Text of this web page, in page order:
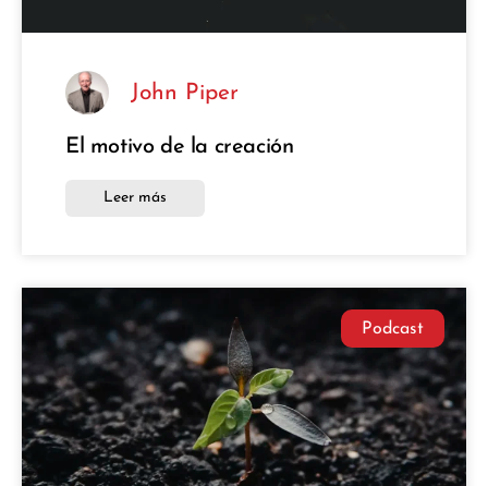
John Piper
El motivo de la creación
Leer más
Podcast